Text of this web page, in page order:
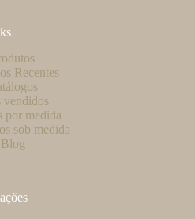
Recentes
vendidos
por medida
sob medida
Blog